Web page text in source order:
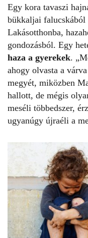
Egy kora tavaszi
bükkaljai falucskából
Lakásotthonba,
gondozásból. Egy
haza a gyerekek. „
ahogy olvasta a
megyét, miközben
hallott, de mégis
meséli többedszer,
ugyanúgy újraéli a